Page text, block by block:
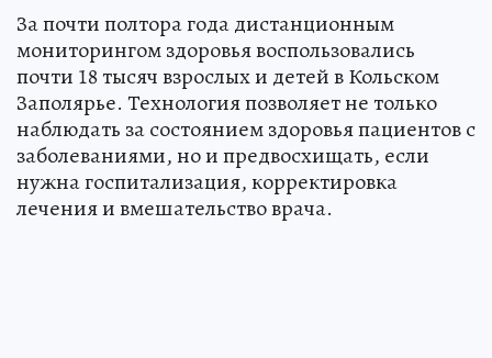
За почти полтора года дистанционным
мониторингом здоровья воспользовались
почти 18 тысяч взрослых и детей в Кольском
Заполярье. Технология позволяет не только
наблюдать за состоянием здоровья пациентов с
заболеваниями, но и предвосхищать, если
нужна госпитализация, корректировка
лечения и вмешательство врача.